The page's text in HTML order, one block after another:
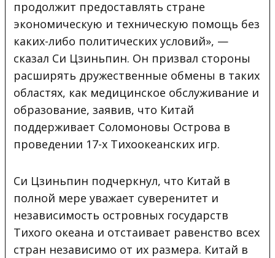
продолжит предоставлять стране
экономическую и техническую помощь без
каких-либо политических условий», —
сказал Си Цзиньпин. Он призвал стороны
расширять дружественные обмены в таких
областях, как медицинское обслуживание и
образование, заявив, что Китай
поддерживает Соломоновы Острова в
проведении 17-х Тихоокеанских игр.
Си Цзиньпин подчеркнул, что Китай в
полной мере уважает суверенитет и
независимость островных государств
Тихого океана и отстаивает равенство всех
стран независимо от их размера. Китай в